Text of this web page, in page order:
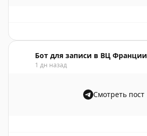
Бот для записи в ВЦ Франции
1 дн назад
Смотреть пост